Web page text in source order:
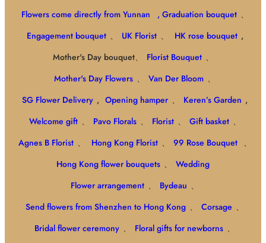
Flowers come directly from Yunnan
, Graduation bouquet 、
Engagement bouquet 、 UK Florist 、 HK rose bouquet ,
Mother's Day bouquet、
Florist Bouquet 、
Mother's Day Flowers 、 Van Der Bloom 、
SG Flower Delivery , Opening hamper 、 Keren’s Garden ,
Welcome gift 、 Pavo Florals 、 Florist 、 Gift basket 、
Agnes B Florist 、 Hong Kong Florist 、 99 Rose Bouquet 、
Hong Kong flower bouquets 、
Wedding
Flower arrangement 、 Bydeau 、
Send flowers from Shenzhen to Hong Kong 、 Corsage 、
Bridal flower ceremony 、 Floral gifts for newborns 、